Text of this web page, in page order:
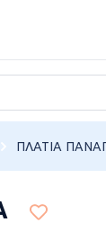
ΠΛΑΤΙΑ